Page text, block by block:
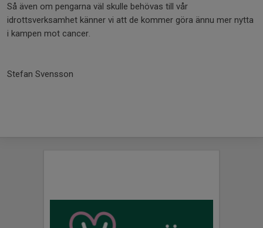
Så även om pengarna väl skulle behövas till vår
idrottsverksamhet känner vi att de kommer göra ännu mer nytta
i kampen mot cancer.
Stefan Svensson